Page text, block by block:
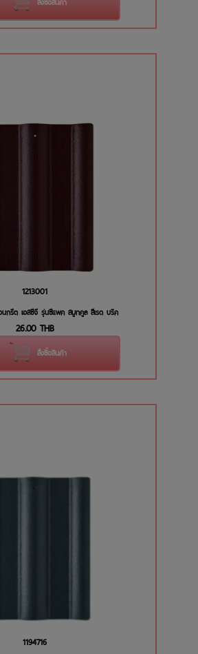
1213001
นกรีต เอสซีจี รุ่นซีแพค สมูทคูล สีเรด บริค
26.00 THB
สั่งซื้อสินค้า
1194716